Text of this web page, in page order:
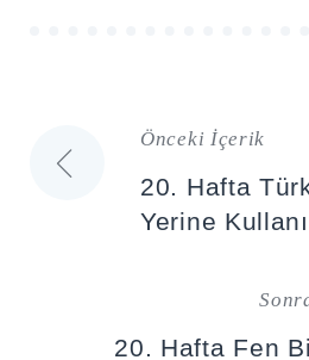
Yazı
gezinmesi
Önceki İçerik
20. Hafta
Yerine
20. Hafta Fen